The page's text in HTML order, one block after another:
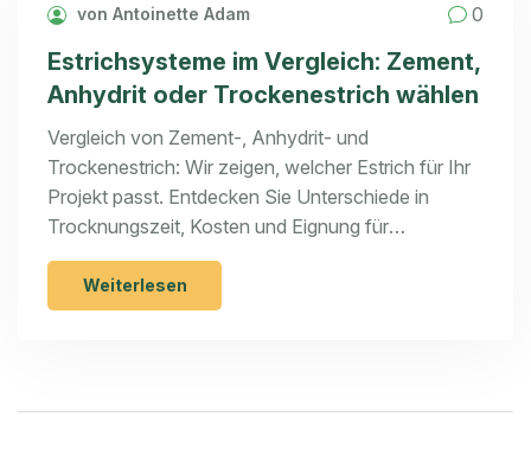
von Antoinette Adam 0
Estrichsysteme im Vergleich: Zement,
Anhydrit oder Trockenestrich wählen
Vergleich von Zement-, Anhydrit- und
Trockenestrich: Wir zeigen, welcher Estrich für Ihr
Projekt passt. Entdecken Sie Unterschiede in
Trocknungszeit, Kosten und Eignung für
Fußbodenheizungen.
Weiterlesen